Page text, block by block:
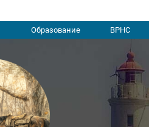
Образование ВРНС